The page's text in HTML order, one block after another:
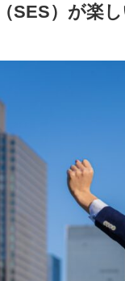
SES）が楽